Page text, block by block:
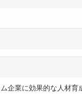
企業に効果的な人材